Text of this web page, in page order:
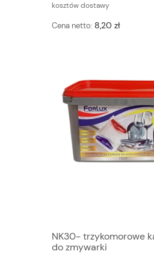
kosztów dostawy
Cena netto: 8,20 zł
NK30- trzykomorowe
do zmywarki